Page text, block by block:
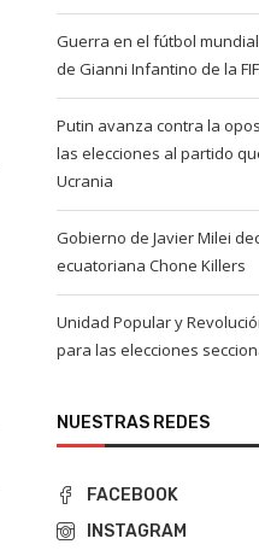
Guerra en el fútbol
de Gianni Infantino de la
Putin avanza contra la
las elecciones al partido
Ucrania
Gobierno de Javier Milei
ecuatoriana Chone Killers
Unidad Popular y
para las elecciones
NUESTRAS REDES
FACEBOOK
INSTAGRAM